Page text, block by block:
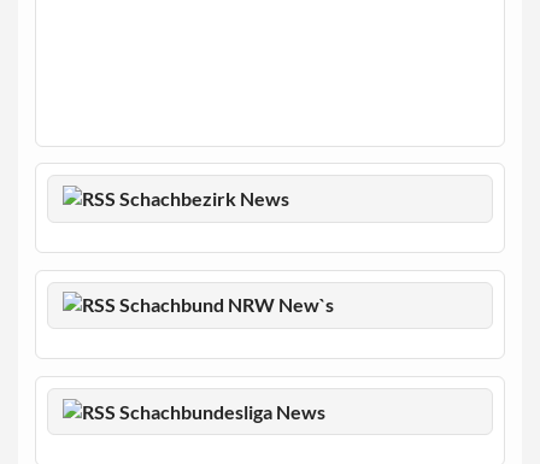
Schachbezirk News
Schachbund NRW New`s
Schachbundesliga News